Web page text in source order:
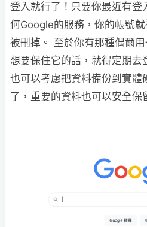
登入就行了！只要你最近有
何Google的服務，你的帳號
被刪掉​。 至於你有那種偶爾
想要保住它的話，就得定期去
也可以考慮把資料備份到實體
了，重要的資料也可以安全保